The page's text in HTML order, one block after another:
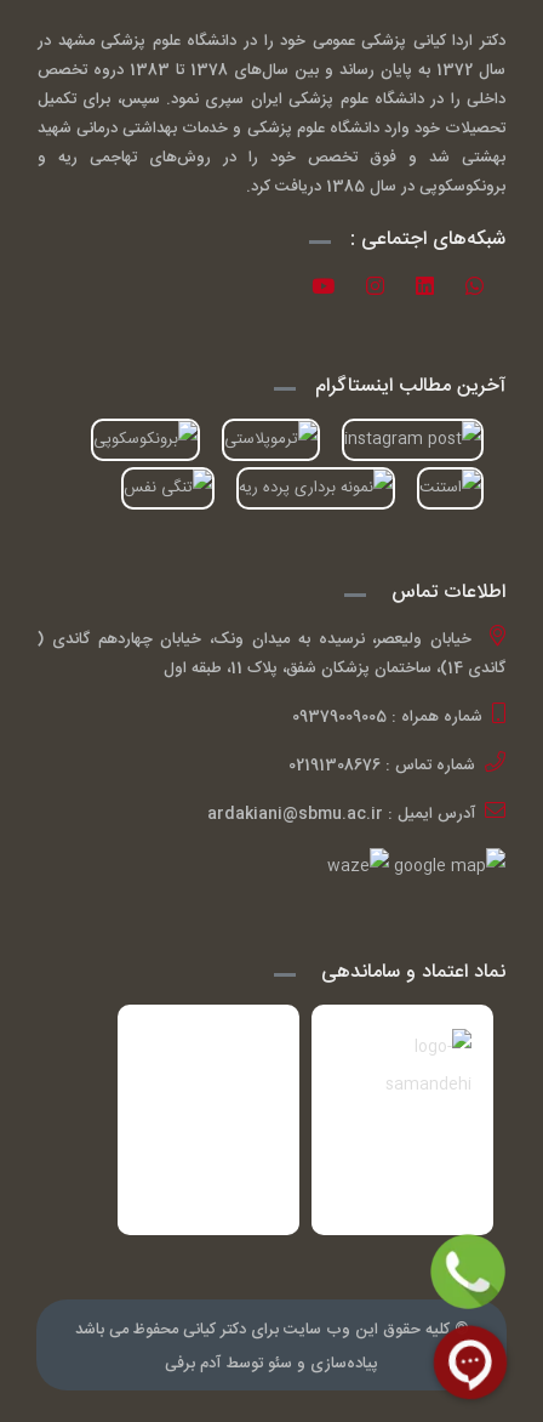
دکتر اردا کیانی پزشکی عمومی خود را در دانشگاه علوم پزشکی مشهد در
سال 1372 به پایان رساند و بین سال‌های 1378 تا 1383 دروه تخصص
داخلی را در دانشگاه علوم پزشکی ایران سپری نمود. سپس، برای تکمیل
تحصیلات خود وارد دانشگاه علوم پزشکی و خدمات بهداشتی درمانی شهید
بهشتی شد و فوق تخصص خود را در روش‌های تهاجمی ریه و
برونکوسکوپی در سال 1385 دریافت کرد.
شبکه‌های اجتماعی :
آخرین مطالب اینستاگرام
اطلاعات تماس
خیابان ولیعصر، نرسیده به میدان ونک، خیابان چهاردهم گاندی (
گاندی 14)، ساختمان پزشکان شفق، پلاک 11، طبقه اول
شماره همراه : 09379009005
شماره تماس : 02191308676
آدرس ایمیل : ardakiani@sbmu.ac.ir
نماد اعتماد و ساماندهی
© کلیه حقوق این وب سایت برای دکتر کیانی محفوظ می باشد
پیاده‌سازی و سئو توسط آدم برفی